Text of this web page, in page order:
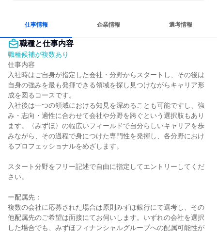
仕事情報 企業情報 選考情報
職種と仕事内容
職種候補が複数あり
仕事内容
入社時はご自身が指定した会社・分野からスタートし、その後は
自身の強みを最も発揮できる領域を探し見つけながらキャリア形
成を図るコースです。
入社後は一つの領域における知見を深めることも可能ですし、強
み・志向・適性に合わせて会社や分野を跨ぐという選択肢もあり
ます。〈みずほ〉の幅広いフィールドで自分らしいキャリアを歩
みながら、その過程で身につけた専門性を発揮し、各分野におけ
るプロフェッショナルをめざします。
スタート分野をフリー記述で自由に指定してエントリーしてくだ
さい。
ー配属先：
複数の会社に応募された場合は原則みずほ銀行にて選考し、その
他配属先のご希望は面接にてお伺いします。いずれの会社を選択
した場合でも、みずほフィナンシャルグループへの配属可能性が